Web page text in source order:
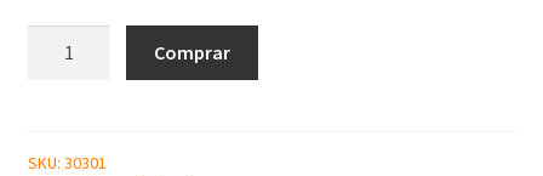
Redondo
Comprar
SKU: 30301